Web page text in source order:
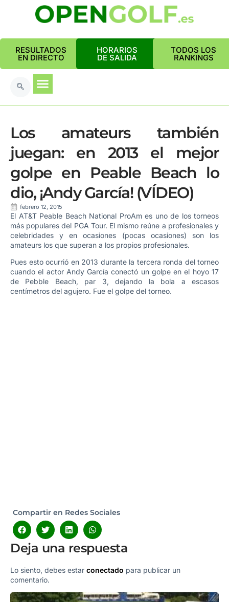
RESULTADOS
EN DIRECTO
HORARIOS
DE SALIDA
TODOS LOS
RANKINGS
Los amateurs también
juegan: en 2013 el mejor
golpe en Peable Beach lo
dio, ¡Andy García! (VÍDEO)
febrero 12, 2015
El AT&T Peable Beach National ProAm es uno de los torneos
más populares del PGA Tour. El mismo reúne a profesionales y
celebridades y en ocasiones (pocas ocasiones) son los
amateurs los que superan a los propios profesionales.
Pues esto ocurrió en 2013 durante la tercera ronda del torneo
cuando el actor Andy García conectó un golpe en el hoyo 17
de Pebble Beach, par 3, dejando la bola a escasos
centímetros del agujero. Fue el golpe del torneo.
Compartir en Redes Sociales
Deja una respuesta
Lo siento, debes estar conectado para publicar un
comentario.